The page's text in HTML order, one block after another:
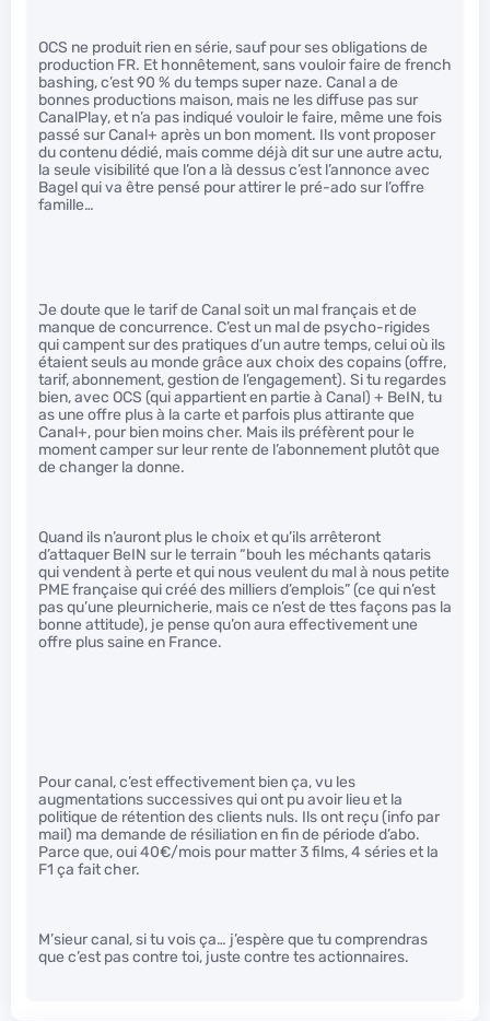
OCS ne produit rien en série, sauf pour ses obligations de
production FR. Et honnêtement, sans vouloir faire de french
bashing, c’est 90 % du temps super naze. Canal a de
bonnes productions maison, mais ne les diffuse pas sur
CanalPlay, et n’a pas indiqué vouloir le faire, même une fois
passé sur Canal+ après un bon moment. Ils vont proposer
du contenu dédié, mais comme déjà dit sur une autre actu,
la seule visibilité que l’on a là dessus c’est l’annonce avec
Bagel qui va être pensé pour attirer le pré-ado sur l’offre
famille…
Je doute que le tarif de Canal soit un mal français et de
manque de concurrence. C’est un mal de psycho-rigides
qui campent sur des pratiques d’un autre temps, celui où ils
étaient seuls au monde grâce aux choix des copains (offre,
tarif, abonnement, gestion de l’engagement). Si tu regardes
bien, avec OCS (qui appartient en partie à Canal) + BeIN, tu
as une offre plus à la carte et parfois plus attirante que
Canal+, pour bien moins cher. Mais ils préfèrent pour le
moment camper sur leur rente de l’abonnement plutôt que
de changer la donne.
Quand ils n’auront plus le choix et qu’ils arrêteront
d’attaquer BeIN sur le terrain “bouh les méchants qataris
qui vendent à perte et qui nous veulent du mal à nous petite
PME française qui créé des milliers d’emplois” (ce qui n’est
pas qu’une pleurnicherie, mais ce n’est de ttes façons pas la
bonne attitude), je pense qu’on aura effectivement une
offre plus saine en France.
Pour canal, c’est effectivement bien ça, vu les
augmentations successives qui ont pu avoir lieu et la
politique de rétention des clients nuls. Ils ont reçu (info par
mail) ma demande de résiliation en fin de période d’abo.
Parce que, oui 40€/mois pour matter 3 films, 4 séries et la
F1 ça fait cher.
M’sieur canal, si tu vois ça… j’espère que tu comprendras
que c’est pas contre toi, juste contre tes actionnaires.